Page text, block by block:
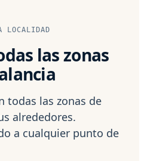
LOCALIDAD
las zonas
todas las zonas de
alrededores.
a cualquier punto de